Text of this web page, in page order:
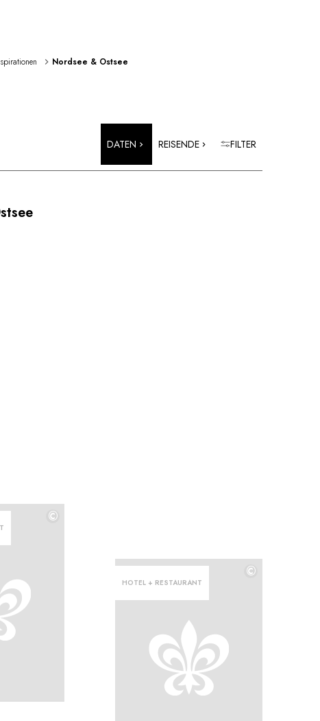
Nordsee & Ostsee
DATEN REISENDE FILTER
©
HOTEL + RESTAURANT
©